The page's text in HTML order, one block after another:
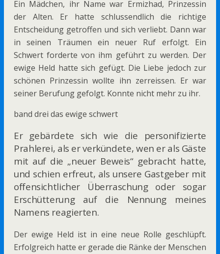
Ein Mädchen, ihr Name war Ermizhad, Prinzessin
der Alten. Er hatte schlussendlich die richtige
Entscheidung getroffen und sich verliebt. Dann war
in seinen Träumen ein neuer Ruf erfolgt. Ein
Schwert forderte von ihm geführt zu werden. Der
ewige Held hatte sich gefügt. Die Liebe jedoch zur
schönen Prinzessin wollte ihn zerreissen. Er war
seiner Berufung gefolgt. Konnte nicht mehr zu ihr.
band drei das ewige schwert
Er gebärdete sich wie die personifizierte
Prahlerei, als er verkündete, wen er als Gäste
mit auf die „neuer Beweis“ gebracht hatte,
und schien erfreut, als unsere Gastgeber mit
offensichtlicher Überraschung oder sogar
Erschütterung auf die Nennung meines
Namens reagierten.
Der ewige Held ist in eine neue Rolle geschlüpft.
Erfolgreich hatte er gerade die Ränke der Menschen